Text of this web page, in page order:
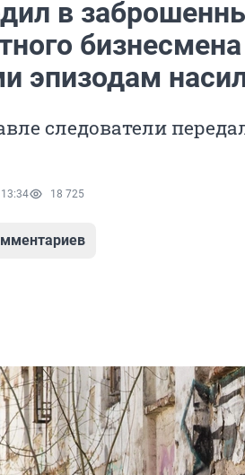
в
эпизодам
следователи
18 725